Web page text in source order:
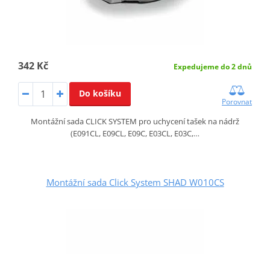
342 Kč Expedujeme do 2 dnů
Do košíku
Porovnat
Montážní sada CLICK SYSTEM pro uchycení tašek na nádrž
(E091CL, E09CL, E09C, E03CL, E03C,…
Montážní sada Click System SHAD W010CS